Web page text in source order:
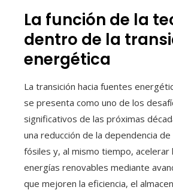
La función de la
dentro de la
energética
La transición hacia fuentes
se presenta como uno de los
significativos de las próximas
una reducción de la dependencia
fósiles y, al mismo tiempo, acelerar
energías renovables mediante
que mejoren la eficiencia, el